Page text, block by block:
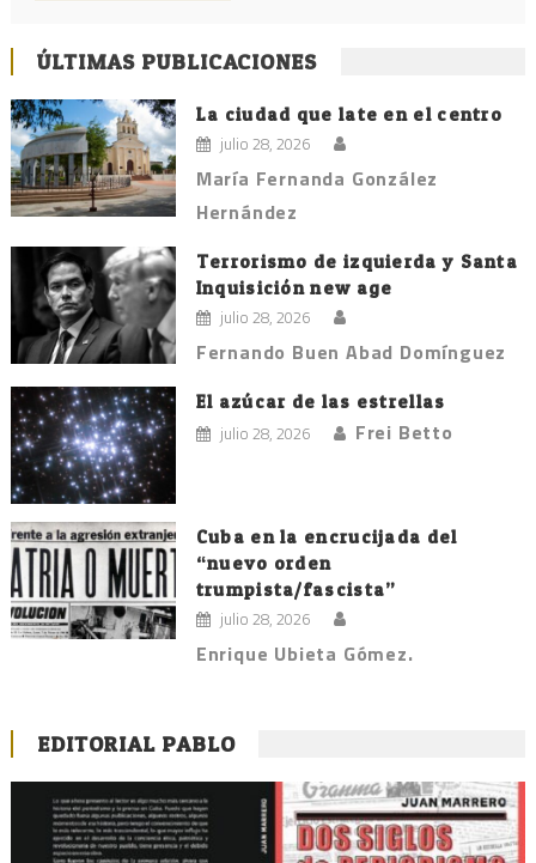
ÚLTIMAS PUBLICACIONES
La ciudad que late en el centro
julio 28, 2026
María Fernanda González
Hernández
Terrorismo de izquierda y Santa
Inquisición new age
julio 28, 2026
Fernando Buen Abad Domínguez
El azúcar de las estrellas
julio 28, 2026 Frei Betto
Cuba en la encrucijada del
“nuevo orden
trumpista/fascista”
julio 28, 2026
Enrique Ubieta Gómez.
EDITORIAL PABLO